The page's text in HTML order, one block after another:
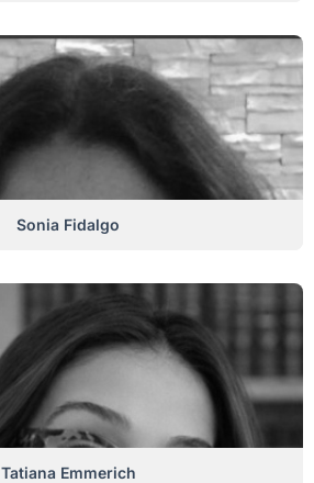
Sonia Fidalgo
Tatiana Emmerich